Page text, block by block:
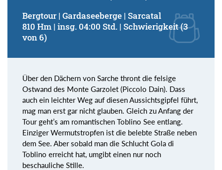
Bergtour | Gardaseeberge | Sarcatal
810 Hm | insg. 04:00 Std. | Schwierigkeit (3
von 6)
Über den Dächern von Sarche thront die felsige
Ostwand des Monte Garzolet (Piccolo Dain). Dass
auch ein leichter Weg auf diesen Aussichtsgipfel führt,
mag man erst gar nicht glauben. Gleich zu Anfang der
Tour geht’s am romantischen Toblino See entlang.
Einziger Wermutstropfen ist die belebte Straße neben
dem See. Aber sobald man die Schlucht Gola di
Toblino erreicht hat, umgibt einen nur noch
beschauliche Stille.